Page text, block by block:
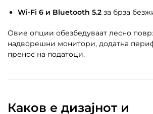
Wi-Fi 6 и Bluetooth 5.2 за брза
Овие опции обезбедуваат лесно
надворешни монитори, додатна
пренос на податоци.
Каков е дизајнот и